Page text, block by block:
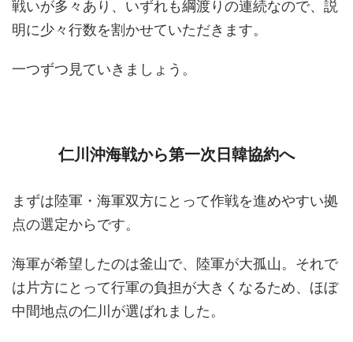
戦いが多々あり、いずれも綱渡りの連続なので、説
明に少々行数を割かせていただきます。
一つずつ見ていきましょう。
仁川沖海戦から第一次日韓協約へ
まずは陸軍・海軍双方にとって作戦を進めやすい拠
点の選定からです。
海軍が希望したのは釜山で、陸軍が大孤山。それで
は片方にとって行軍の負担が大きくなるため、ほぼ
中間地点の仁川が選ばれました。